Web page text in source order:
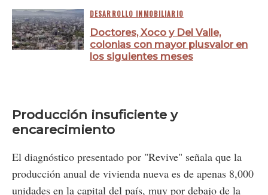
DESARROLLO INMOBILIARIO
Doctores, Xoco y Del Valle,
colonias con mayor plusvalor en
los siguientes meses
Producción insuficiente y
encarecimiento
El diagnóstico presentado por "Revive" señala que la
producción anual de vivienda nueva es de apenas 8,000
unidades en la capital del país, muy por debajo de la